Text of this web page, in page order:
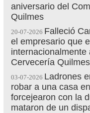
aniversario del
Quilmes
20-07-2026 Falleció
el empresario que
internacionalmente
Cervecería Quilmes
03-07-2026 Ladrones
robar a una casa
forcejearon con la
mataron de un